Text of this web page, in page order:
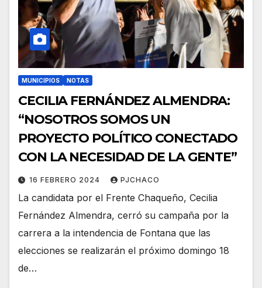
MUNICIPIOS NOTAS
CECILIA FERNÁNDEZ ALMENDRA:
“NOSOTROS SOMOS UN
PROYECTO POLÍTICO CONECTADO
CON LA NECESIDAD DE LA GENTE”
16 FEBRERO 2024 PJCHACO
La candidata por el Frente Chaqueño, Cecilia
Fernández Almendra, cerró su campaña por la
carrera a la intendencia de Fontana que las
elecciones se realizarán el próximo domingo 18
de…